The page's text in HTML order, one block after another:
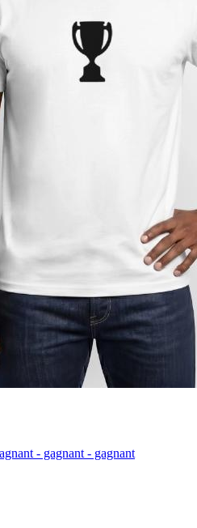
- gagnant - gagnant